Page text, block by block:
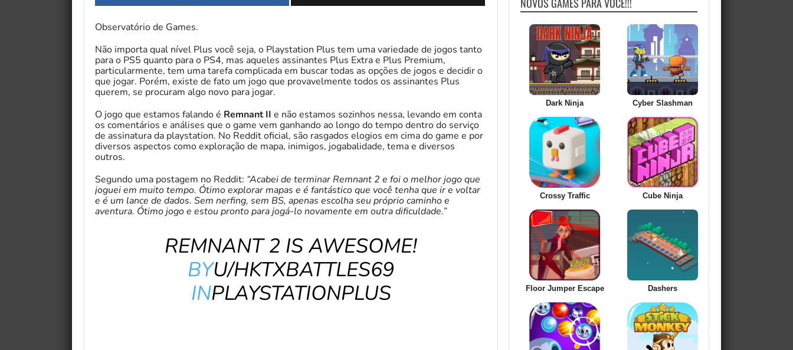
Observatório de Games.
Não importa qual nível Plus você seja, o Playstation Plus tem uma variedade de jogos tanto
para o PS5 quanto para o PS4, mas aqueles assinantes Plus Extra e Plus Premium,
particularmente, tem uma tarefa complicada em buscar todas as opções de jogos e decidir o
que jogar. Porém, existe de fato um jogo que provavelmente todos os assinantes Plus
querem, se procuram algo novo para jogar.
O jogo que estamos falando é Remnant II e não estamos sozinhos nessa, levando em conta
os comentários e análises que o game vem ganhando ao longo do tempo dentro do serviço
de assinatura da playstation. No Reddit oficial, são rasgados elogios em cima do game e por
diversos aspectos como exploração de mapa, inimigos, jogabalidade, tema e diversos
outros.
Segundo uma postagem no Reddit: “Acabei de terminar Remnant 2 e foi o melhor jogo que
joguei em muito tempo. Ótimo explorar mapas e é fantástico que você tenha que ir e voltar
e é um lance de dados. Sem nerfing, sem BS, apenas escolha seu próprio caminho e
aventura. Ótimo jogo e estou pronto para jogá-lo novamente em outra dificuldade.”
REMNANT 2 IS AWESOME!
BYU/HKTXBATTLES69
INPLAYSTATIONPLUS
Dark Ninja Cyber Slashman
Crossy Traffic Cube Ninja
Floor Jumper Escape Dashers